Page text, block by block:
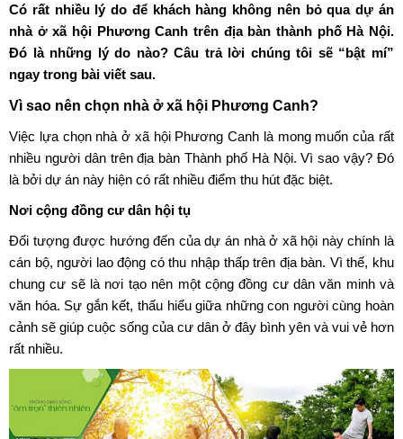
Có rất nhiều lý do để khách hàng không nên bỏ quadự án
nhà ở xã hội Phương Canh trên địa bàn thành phố Hà Nội.
Đó là những lý do nào? Câu trả lời chúng tôi sẽ “bật mí”
ngay trong bài viết sau.
Vì sao nên chọn nhà ở xã hội Phương Canh?
Việc lựa chọn nhà ở xã hội Phương Canh là mong muốn của rất
nhiều người dân trên địa bàn Thành phố Hà Nội. Vì sao vậy? Đó
là bởi dự án này hiện có rất nhiều điểm thu hút đặc biệt.
Nơi cộng đồng cư dân hội tụ
Đối tượng được hướng đến của dự án nhà ở xã hội này chính là
cán bộ, người lao động có thu nhập thấp trên địa bàn. Vì thế, khu
chung cư sẽ là nơi tạo nên một cộng đồng cư dân văn minh và
văn hóa. Sự gắn kết, thấu hiểu giữa những con người cùng hoàn
cảnh sẽ giúp cuộc sống của cư dân ở đây bình yên và vui vẻ hơn
rất nhiều.